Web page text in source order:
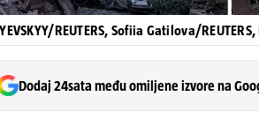
REUTERS, Sofiia Gatilova/
Dodaj 24sata među omiljene izvore na